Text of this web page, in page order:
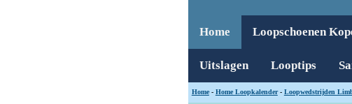
Home Loopschoenen
Uitslagen Looptips
Home- Home Loopkalender- Loopwedstrijden